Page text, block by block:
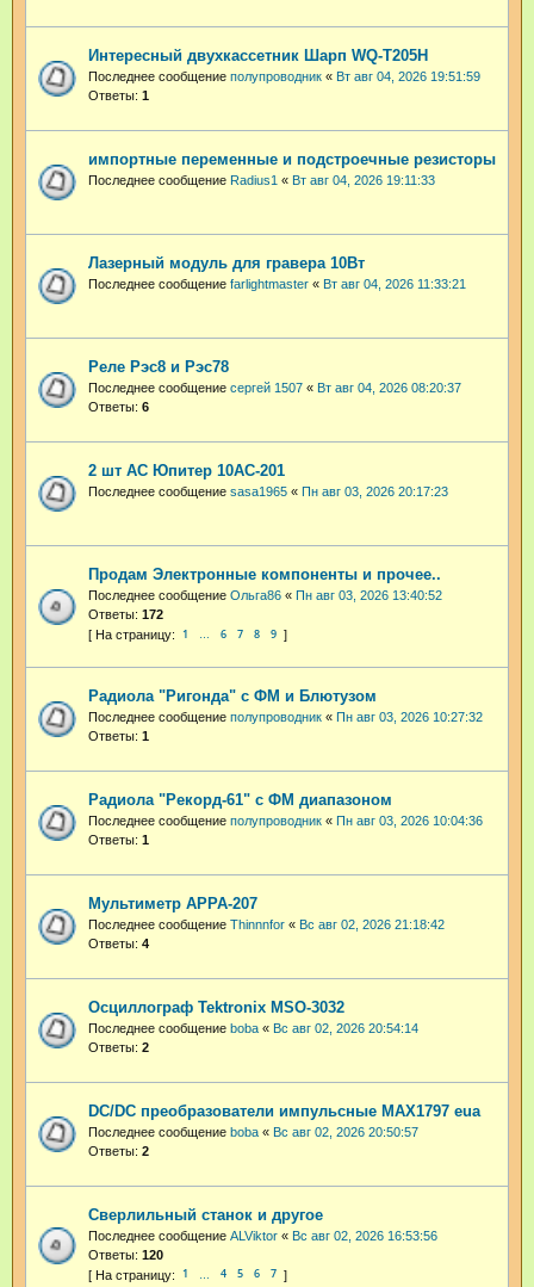
Интересный двухкассетник Шарп WQ-T205H
Последнее сообщение полупроводник « Вт авг 04, 2026 19:51:59
Ответы: 1
импортные переменные и подстроечные резисторы
Последнее сообщение Radius1 « Вт авг 04, 2026 19:11:33
Лазерный модуль для гравера 10Вт
Последнее сообщение farlightmaster « Вт авг 04, 2026 11:33:21
Реле Рэс8 и Рэс78
Последнее сообщение сергей 1507 « Вт авг 04, 2026 08:20:37
Ответы: 6
2 шт АС Юпитер 10АС-201
Последнее сообщение sasa1965 « Пн авг 03, 2026 20:17:23
Продам Электронные компоненты и прочее..
Последнее сообщение Ольга86 « Пн авг 03, 2026 13:40:52
Ответы: 172
1 … 6 7 8 9
Радиола "Ригонда" с ФМ и Блютузом
Последнее сообщение полупроводник « Пн авг 03, 2026 10:27:32
Ответы: 1
Радиола "Рекорд-61" с ФМ диапазоном
Последнее сообщение полупроводник « Пн авг 03, 2026 10:04:36
Ответы: 1
Мультиметр APPA-207
Последнее сообщение Thinnnfor « Вс авг 02, 2026 21:18:42
Ответы: 4
Осциллограф Tektronix MSO-3032
Последнее сообщение boba « Вс авг 02, 2026 20:54:14
Ответы: 2
DC/DC преобразователи импульсные MAX1797 eua
Последнее сообщение boba « Вс авг 02, 2026 20:50:57
Ответы: 2
Сверлильный станок и другое
Последнее сообщение ALViktor « Вс авг 02, 2026 16:53:56
Ответы: 120
1 4 5 6 7